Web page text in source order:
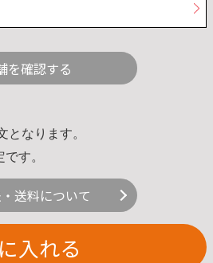
を確認する
となります。
す。
送料について
入れる